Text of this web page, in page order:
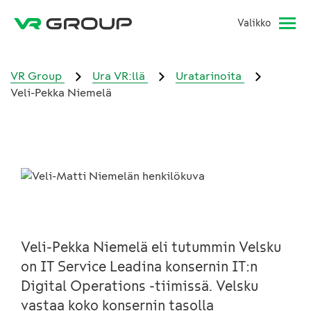
Valikko
VR Group Ura VR:llä
Uratarinoita
Veli-Pekka Niemelä
Veli-Pekka Niemelä eli tutummin Velsku
on IT Service Leadina konsernin IT:n
Digital Operations -tiimissä. Velsku
vastaa koko konsernin tasolla